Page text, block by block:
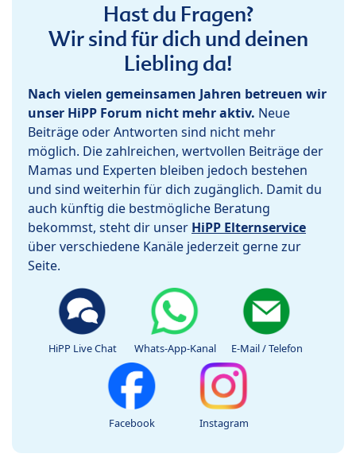
Hast du Fragen?
Wir sind für dich und deinen
Liebling da!
Nach vielen gemeinsamen Jahren betreuen wir
unser HiPP Forum nicht mehr aktiv. Neue
Beiträge oder Antworten sind nicht mehr
möglich. Die zahlreichen, wertvollen Beiträge der
Mamas und Experten bleiben jedoch bestehen
und sind weiterhin für dich zugänglich. Damit du
auch künftig die bestmögliche Beratung
bekommst, steht dir unser HiPP Elternservice
über verschiedene Kanäle jederzeit gerne zur
Seite.
HiPP Live Chat Whats-App-Kanal E-Mail / Telefon
Facebook Instagram